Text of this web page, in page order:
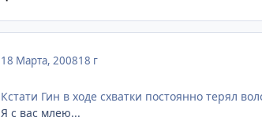
18 Марта, 200818 г
Кстати Гин в ходе схватки постоянно терял
Я с вас млею...